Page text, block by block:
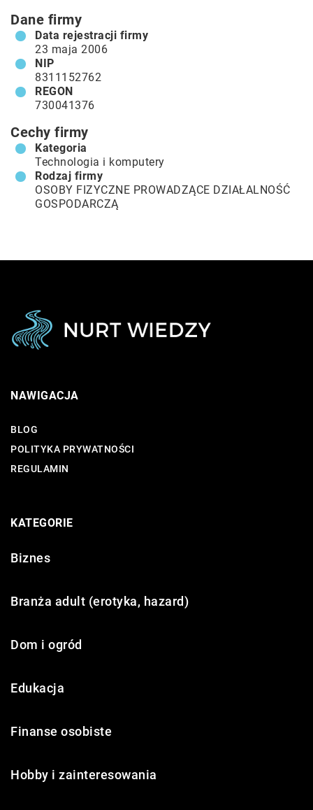
Dane firmy
Data rejestracji firmy
23 maja 2006
NIP
8311152762
REGON
730041376
Cechy firmy
Kategoria
Technologia i komputery
Rodzaj firmy
OSOBY FIZYCZNE PROWADZĄCE DZIAŁALNOŚĆ
GOSPODARCZĄ
NAWIGACJA
BLOG
POLITYKA PRYWATNOŚCI
REGULAMIN
KATEGORIE
Biznes
Branża adult (erotyka, hazard)
Dom i ogród
Edukacja
Finanse osobiste
Hobby i zainteresowania